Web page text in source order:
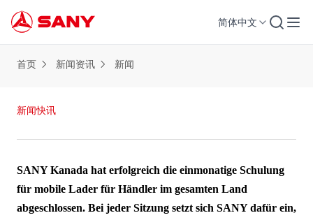
简体中文
首页 新闻资讯 新闻
新闻快讯
SANY Kanada hat erfolgreich die einmonatige Schulung
für mobile Lader für Händler im gesamten Land
abgeschlossen. Bei jeder Sitzung setzt sich SANY dafür ein,